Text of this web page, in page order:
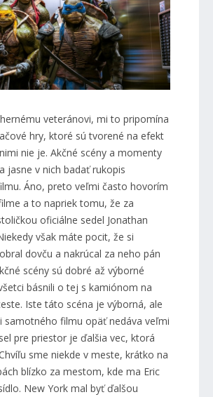
veteránovi, mi to pripomína
hry, ktoré sú tvorené na efekt
nie je. Akčné scény a momenty
jasne v nich badať rukopis
Áno, preto veľmi často hovorím
a to napriek tomu, že za
oficiálne sedel Jonathan
však máte pocit, že si
dovču a nakrúcal za neho pán
scény sú dobré až výborné
básnili o tej s kamiónom na
Iste táto scéna je výborná, ale
samotného filmu opäť nedáva veľmi
pre priestor je ďalšia vec, ktorá
sme niekde v meste, krátko na
blízko za mestom, kde ma Eric
New York mal byť ďalšou